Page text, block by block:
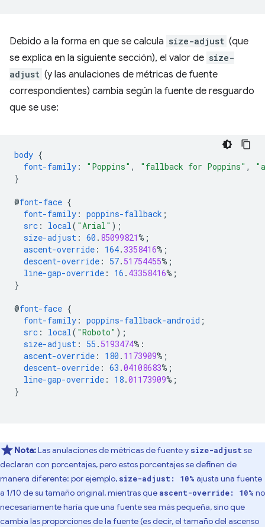
Debido a la forma en que se calcula size-adjust (que
se explica en la siguiente sección), el valor de size-
adjust (y las anulaciones de métricas de fuente
correspondientes) cambia según la fuente de resguardo
que se use:
body {
font-family : "Poppins" , "fallback for Poppins" ,
}
@font-face {
font-family : poppins-fallback ;
src : local ( "Arial" );
size-adjust : 60 . 85099821%;
ascent-override : 164. 3358416%;
descent-override : 57. 51754455%;
line-gap-override : 16 . 43358416%;
}
@font-face {
font-family : poppins-fallback-android ;
src : local ( "Roboto" );
size-adjust : 55 . 5193474%:
ascent-override : 180 . 1173909%;
descent-override : 63 .04108683%;
line-gap-override : 18.01173909%;
}
Nota:Las anulaciones de métricas de fuente y size-adjust se
declaran con porcentajes, pero estos porcentajes se definen de
manera diferente: por ejemplo, size-adjust: 10% ajusta una fuente
a 1/10 de su tamaño original, mientras que ascent-override: 10% no
necesariamente haría que una fuente sea más pequeña, sino que
cambia las proporciones de la fuente (es decir, el tamaño del ascenso